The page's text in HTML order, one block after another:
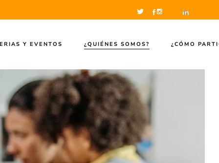
Y EVENTOS ¿QUIÉNES SOMOS? ¿CÓMO